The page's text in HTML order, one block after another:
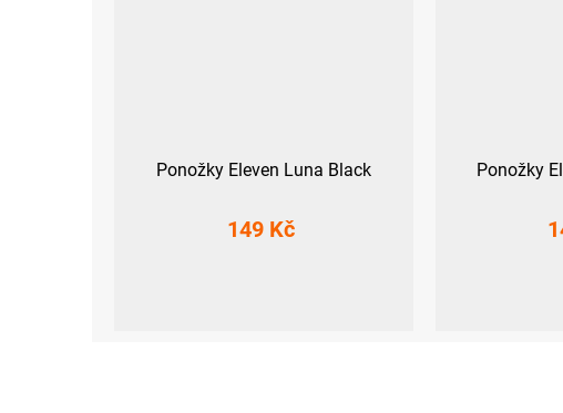
Ponožky Eleven Luna Black
149 Kč
Ponožky